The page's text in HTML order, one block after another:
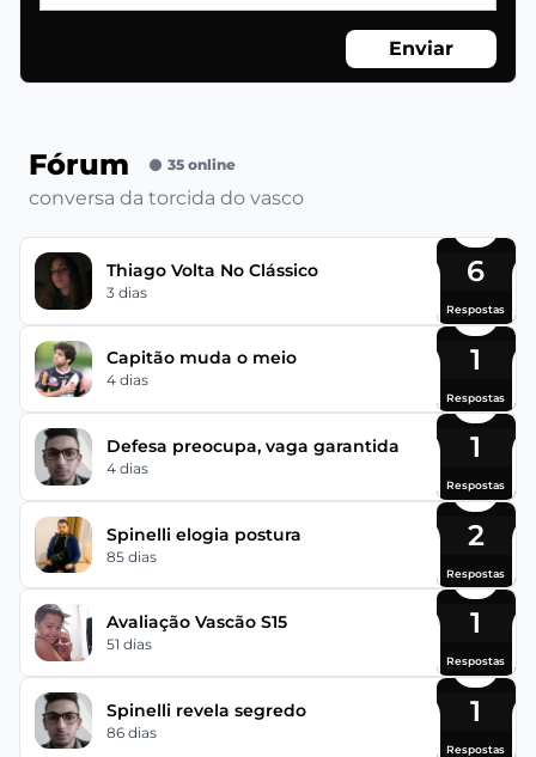
Enviar
Fórum 35 online
conversa da torcida do vasco
Thiago Volta No Clássico
3 dias
6
Respostas
Capitão muda o meio
4 dias
1
Respostas
Defesa preocupa, vaga garantida
4 dias
1
Respostas
Spinelli elogia postura
85 dias
2
Respostas
Avaliação Vascão S15
51 dias
1
Respostas
Spinelli revela segredo
86 dias
1
Respostas